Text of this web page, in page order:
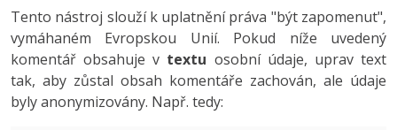
UML a návrhové vzory
React
Spring
HTML / CSS
UML a návrhové vzory
MySQL/MariaDB
Tester
Systémový administrátor
Swift -80%
Kotlin -80%
SEO
UX
Business
Adobe XD
Adobe InDesign -25%
Adobe After Effects
Tento nástroj slouží k uplatnění práva "být zapomenut",
vymáhaném Evropskou Unií. Pokud níže uvedený
komentář obsahuje v textu osobní údaje, uprav text
tak, aby zůstal obsah komentáře zachován, ale údaje
byly anonymizovány. Např. tedy: